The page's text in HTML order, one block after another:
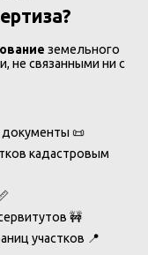
земельного
не связанными ни с
📜
кадастровым
🚧
участков 📍